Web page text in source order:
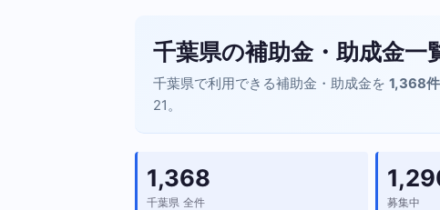
千葉県の補助金・助成金一
千葉県で利用できる補助金・助成金を 1,368件
21。
1,368
千葉県 全件 募集中